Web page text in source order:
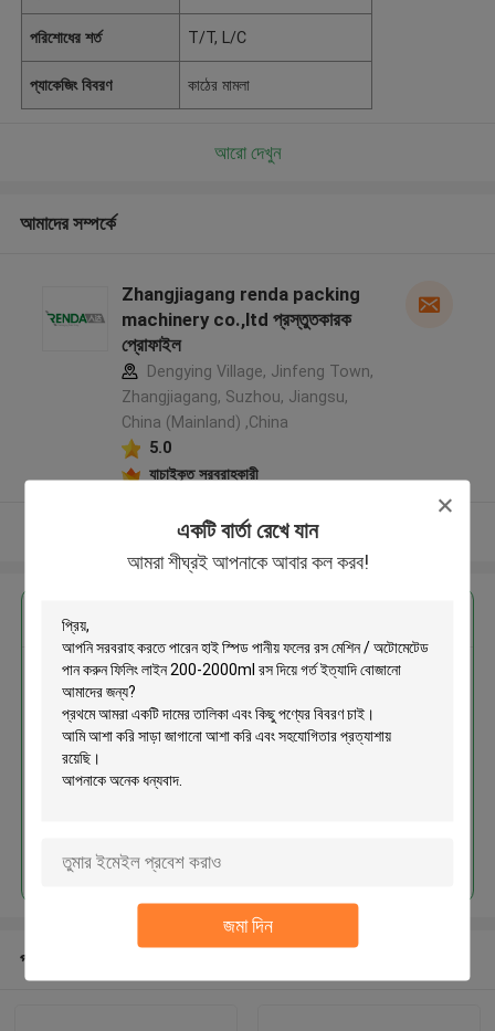
একটি বার্তা রেখে যান
আমরা শীঘ্রই আপনাকে আবার কল করব!
জমা দিন
পরিশোধের শর্ত T/T, L/C
প্যাকেজিং বিবরণ কাঠের মামলা
আরো দেখুন
আমাদের সম্পর্কে
Zhangjiagang renda packing
machinery co.,ltd প্রস্তুতকারক
প্রোফাইল
Dengying Village, Jinfeng Town,
Zhangjiagang, Suzhou, Jiangsu,
China (Mainland) ,China
5.0
যাচাইকৃত সরবরাহকারী
আরো দেখুন
হাই স্পিড পানীয় ফলের রস মেশিন / অটোমেটেড
পান করুন ফিলিং লাইন 200-2000ml রস
দিয়ে গর্ত ইত্যাদি বোজানো
প্রস্তাবিত পণ্য